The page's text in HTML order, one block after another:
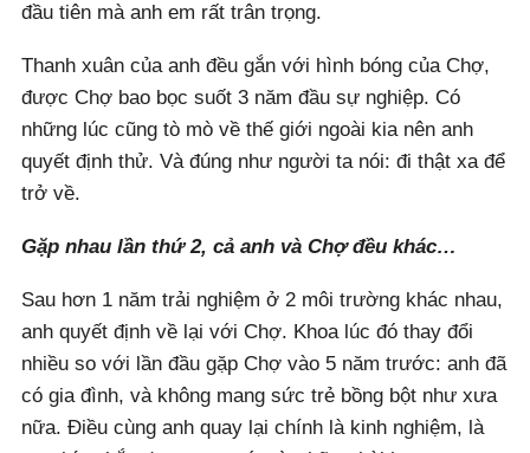
đầu tiên mà anh em rất trân trọng.
Thanh xuân của anh đều gắn với hình bóng của Chợ,
được Chợ bao bọc suốt 3 năm đầu sự nghiệp. Có
những lúc cũng tò mò về thế giới ngoài kia nên anh
quyết định thử. Và đúng như người ta nói: đi thật xa để
trở về.
Gặp nhau lần thứ 2, cả anh và Chợ đều khác…
Sau hơn 1 năm trải nghiệm ở 2 môi trường khác nhau,
anh quyết định về lại với Chợ. Khoa lúc đó thay đổi
nhiều so với lần đầu gặp Chợ vào 5 năm trước: anh đã
có gia đình, và không mang sức trẻ bồng bột như xưa
nữa. Điều cùng anh quay lại chính là kinh nghiệm, là